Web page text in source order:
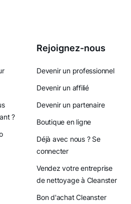
?
Rejoignez-nous
Devenir un professionnel
Devenir un affilié
Devenir un partenaire
Boutique en ligne
Déjà avec nous ? Se
connecter
Vendez votre entreprise
de nettoyage à Cleanster
Bon d'achat Cleanster